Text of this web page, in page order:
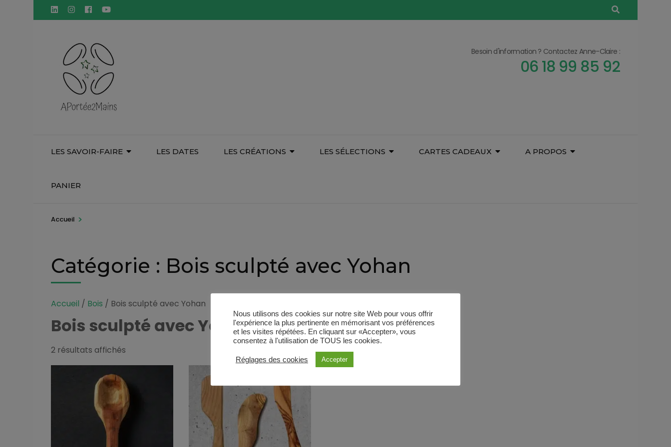
Aller
au
Entrée)
Besoin d'information ? Contactez Anne-Claire :
06 18 99 85 92
LES SAVOIR-FAIRE LES DATES LES CRÉATIONS LES SÉLECTIONS CARTES CADEAUX A PROPOS
PANIER
Accueil >
Catégorie : Bois sculpté avec Yohan
Accueil / Bois / Bois sculpté avec Yohan
Bois sculpté avec Yohan
2 résultats affichés
par
décroissant
Nous utilisons des cookies sur notre site Web pour vous offrir
l'expérience la plus pertinente en mémorisant vos préférences
et les visites répétées. En cliquant sur «Accepter», vous
consentez à l'utilisation de TOUS les cookies.
Réglages des cookies Accepter